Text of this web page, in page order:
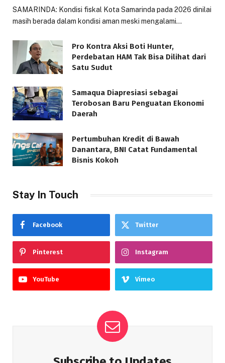
SAMARINDA: Kondisi fiskal Kota Samarinda pada 2026 dinilai
masih berada dalam kondisi aman meski mengalami…
Pro Kontra Aksi Boti Hunter,
Perdebatan HAM Tak Bisa Dilihat dari
Satu Sudut
Samaqua Diapresiasi sebagai
Terobosan Baru Penguatan Ekonomi
Daerah
Pertumbuhan Kredit di Bawah
Danantara, BNI Catat Fundamental
Bisnis Kokoh
Stay In Touch
Facebook Twitter
Pinterest Instagram
YouTube Vimeo